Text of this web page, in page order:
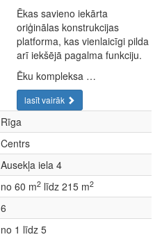
Ēkas savieno iekārta
oriģinālas konstrukcijas
platforma, kas vienlaicīgi pilda
arī iekšējā pagalma funkciju.
Ēku kompleksa …
lasīt vairāk
Rīga
Centrs
Ausekļa iela 4
no 60 m2 līdz 215 m2
6
no 1 līdz 5